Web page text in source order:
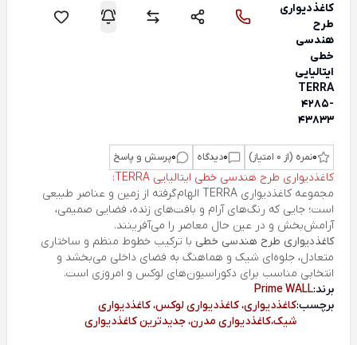
کاغذدیواری
طرح
هندسی
خطی
ایتالیایی
TERRA
4285-
43833
0نمره (از 0 امتیاز) 0دیدگاه 0پرسش و پاسخ
کاغذدیواری طرح هندسی خطی ایتالیایی TERRA:
مجموعه کاغذدیواری TERRA الهام‌گرفته از زمین و عناصر طبیعی
است؛ جایی که رنگ‌های آرام و بافت‌های زنده، فضایی صمیمی،
آرامش‌بخش و در عین حال معاصر را می‌آفرینند.
کاغذدیواری طرح هندسی خطی با ترکیب خطوط منظم و ساختاری
متعادل، جلوه‌ای شیک و هماهنگ به فضای داخلی می‌بخشد و
انتخابی مناسب برای دکوراسیون‌های لوکس و امروزی است.
برند:Prime WALL
برچسب:کاغذدیواری، کاغذدیواری لوکس، کاغذدیواری
شیک،کاغذدیواری مدرن، جدیدترین کاغذدیواری